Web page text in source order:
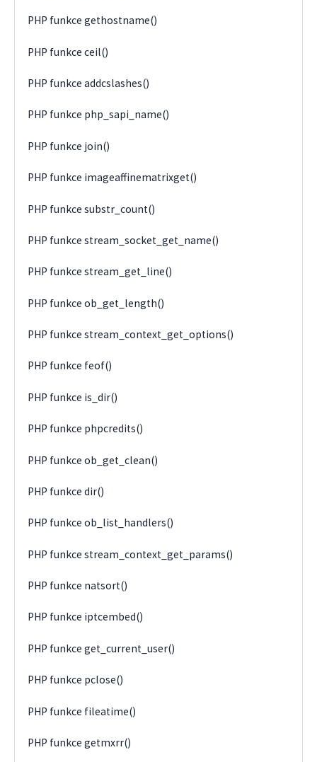
PHP funkce gethostname()
PHP funkce ceil()
PHP funkce addcslashes()
PHP funkce php_sapi_name()
PHP funkce join()
PHP funkce imageaffinematrixget()
PHP funkce substr_count()
PHP funkce stream_socket_get_name()
PHP funkce stream_get_line()
PHP funkce ob_get_length()
PHP funkce stream_context_get_options()
PHP funkce feof()
PHP funkce is_dir()
PHP funkce phpcredits()
PHP funkce ob_get_clean()
PHP funkce dir()
PHP funkce ob_list_handlers()
PHP funkce stream_context_get_params()
PHP funkce natsort()
PHP funkce iptcembed()
PHP funkce get_current_user()
PHP funkce pclose()
PHP funkce fileatime()
PHP funkce getmxrr()